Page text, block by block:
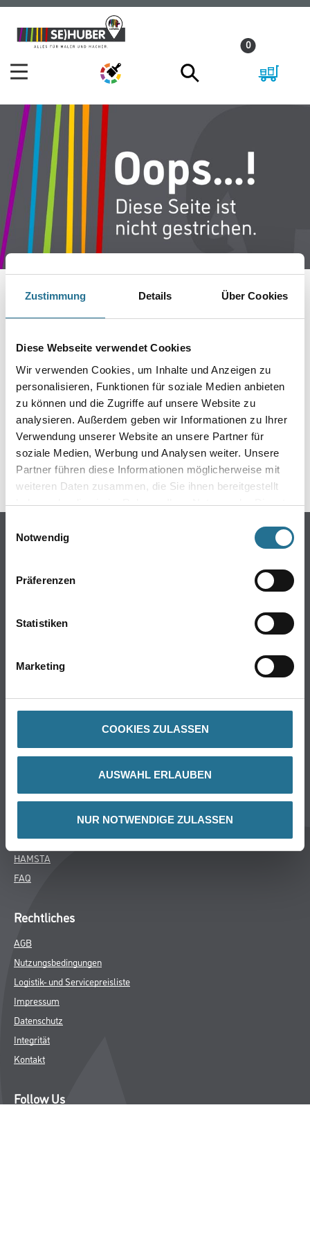
Zustimmung Details Über Cookies
Diese Webseite verwendet Cookies
Wir verwenden Cookies, um Inhalte und Anzeigen zu
personalisieren, Funktionen für soziale Medien anbieten
zu können und die Zugriffe auf unsere Website zu
analysieren. Außerdem geben wir Informationen zu Ihrer
Verwendung unserer Website an unsere Partner für
soziale Medien, Werbung und Analysen weiter. Unsere
Partner führen diese Informationen möglicherweise mit
weiteren Daten zusammen, die Sie ihnen bereitgestellt
haben oder die sie im Rahmen Ihrer Nutzung der Dienste
Notwendig
Präferenzen
Statistiken
Marketing
COOKIES ZULASSEN
AUSWAHL ERLAUBEN
NUR NOTWENDIGE ZULASSEN
Zum
Inhalt
Zum
Navigationsmenü
0
EIN KLEINER ZWISCHENFALL
IST AUFGETRETEN
Keine Sorge, wir pinseln schon an der Lösung und
werden das Problem so schnell wie möglich beheben.
Erkunden Sie in der Zwischenzeit unseren Online-Shop
und lassen Sie sich inspirieren.
ZURÜCK ZUM ONLINE-SHOP
Online-Shop
WDV-Systeme
Putze- und Spachtelmassen
Werkzeug & Maschinen
Verbrauchsmaterialien
Unternehmen
Services
M-Plus
HAMSTA
FAQ
Rechtliches
AGB
Nutzungsbedingungen
Logistik- und Servicepreisliste
Impressum
Datenschutz
Integrität
Kontakt
Follow Us